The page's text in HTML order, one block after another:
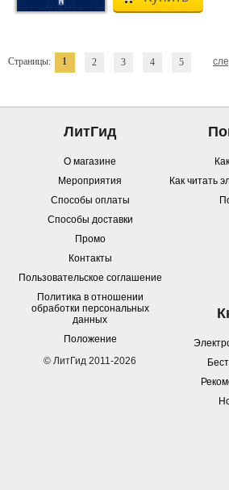
Страницы: 1 2 3 4 5
ЛитГид
О магазине
Мероприятия
Способы оплаты
Способы доставки
Промо
Контакты
Пользовательское соглашение
Политика в отношении
обработки персональных
данных
Положение
© ЛитГид 2011-2026
Как читать